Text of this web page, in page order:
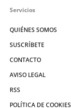
Servicios
QUIÉNES SOMOS
SUSCRÍBETE
CONTACTO
AVISO LEGAL
RSS
POLÍTICA DE COOKIES